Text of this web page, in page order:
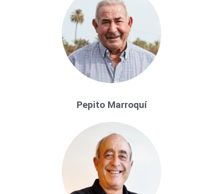
Pepito Marroquí